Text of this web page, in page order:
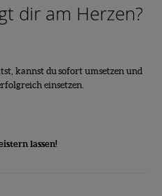
dir am Herzen?
kannst du sofort umsetzen und
einsetzen.
lassen!